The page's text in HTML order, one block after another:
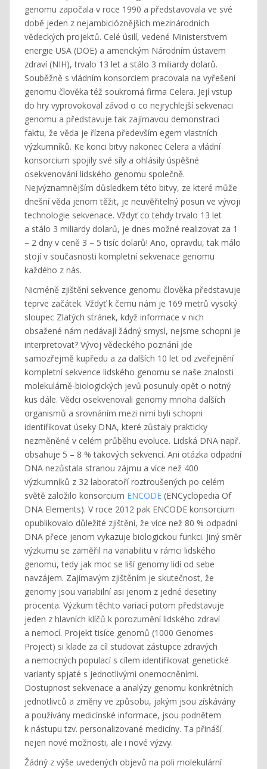
genomu započala v roce 1990 a představovala ve své
době jeden z nejambicióznějších mezinárodních
vědeckých projektů. Celé úsilí, vedené Ministerstvem
energie USA (DOE) a americkým Národním ústavem
zdraví (NIH), trvalo 13 let a stálo 3 miliardy dolarů.
Souběžně s vládním konsorciem pracovala na vyřešení
genomu člověka též soukromá firma Celera. Její vstup
do hry vyprovokoval závod o co nejrychlejší sekvenaci
genomu a představuje tak zajímavou demonstraci
faktu, že věda je řízena především egem vlastních
výzkumníků. Ke konci bitvy nakonec Celera a vládní
konsorcium spojily své síly a ohlásily úspěšné
osekvenování lidského genomu společně.
Nejvýznamnějším důsledkem této bitvy, ze které může
dnešní věda jenom těžit, je neuvěřitelný posun ve vývoji
technologie sekvenace. Vždyť co tehdy trvalo 13 let
a stálo 3 miliardy dolarů, je dnes možné realizovat za 1
– 2 dny v ceně 3 – 5 tisíc dolarů! Ano, opravdu, tak málo
stojí v současnosti kompletní sekvenace genomu
každého z nás.
Nicméně zjištění sekvence genomu člověka představuje
teprve začátek. Vždyť k čemu nám je 169 metrů vysoký
sloupec Zlatých stránek, když informace v nich
obsažené nám nedávají žádný smysl, nejsme schopni je
interpretovat? Vývoj vědeckého poznání jde
samozřejmě kupředu a za dalších 10 let od zveřejnění
kompletní sekvence lidského genomu se naše znalosti
molekulárně-biologických jevů posunuly opět o notný
kus dále. Vědci osekvenovali genomy mnoha dalších
organismů a srovnáním mezi nimi byli schopni
identifikovat úseky DNA, které zůstaly prakticky
nezměněné v celém průběhu evoluce. Lidská DNA např.
obsahuje 5 – 8 % takových sekvencí. Ani otázka odpadní
DNA nezůstala stranou zájmu a více než 400
výzkumníků z 32 laboratoří roztroušených po celém
světě založilo konsorcium ENCODE (ENCyclopedia Of
DNA Elements). V roce 2012 pak ENCODE konsorcium
opublikovalo důležité zjištění, že více než 80 % odpadní
DNA přece jenom vykazuje biologickou funkci. Jiný směr
výzkumu se zaměřil na variabilitu v rámci lidského
genomu, tedy jak moc se liší genomy lidí od sebe
navzájem. Zajímavým zjištěním je skutečnost, že
genomy jsou variabilní asi jenom z jedné desetiny
procenta. Výzkum těchto variací potom představuje
jeden z hlavních klíčů k porozumění lidského zdraví
a nemocí. Projekt tisíce genomů (1000 Genomes
Project) si klade za cíl studovat zástupce zdravých
a nemocných populací s cílem identifikovat genetické
varianty spjaté s jednotlivými onemocněními.
Dostupnost sekvenace a analýzy genomu konkrétních
jednotlivců a změny ve způsobu, jakým jsou získávány
a používány medicínské informace, jsou podnětem
k nástupu tzv. personalizované medicíny. Ta přináší
nejen nové možnosti, ale i nové výzvy.
Žádný z výše uvedených objevů na poli molekulární